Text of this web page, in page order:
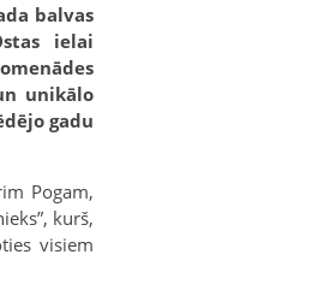
balvas
ielai
unikālo
gadu
Pogam,
kurš,
visiem